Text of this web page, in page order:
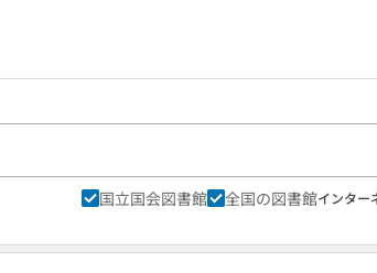
国立国会図書館 全国の図書館インター